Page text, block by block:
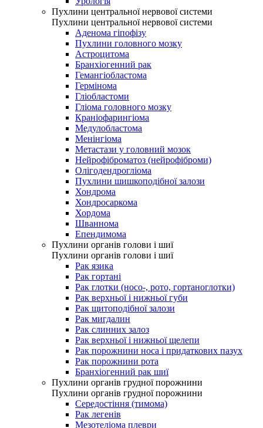
Пухлини центральної нервової системи
Пухлини центральної нервової системи
Аденома гіпофізу
Пухлини головного мозку
Астроцитома
Бранхіогенний рак
Гемангіобластома
Гермінома
Гліобластоми
Гліома головного мозку
Краніофарингіома
Медулобластома
Менінгіома
Метастази у головний мозок
Нейрофіброматоз (нейрофіброми)
Олігодендрогліома
Пухлини шишкоподібної залози
Хондрома
Хондросаркома
Хордома
Шваннома
Епендимома
Пухлини органів голови і шиї
Пухлини органів голови і шиї
Рак язика
Рак гортані
Рак глотки (носо-, рото, гортаноглотки)
Рак верхньої і нижньої губи
Рак щитоподібної залози
Рак мигдалин
Рак слинних залоз
Рак верхньої і нижньої щелепи
Рак порожнини носа і придаткових пазух
Рак порожнини рота
Бранхіогенний рак шиї
Пухлини органів грудної порожнини
Пухлини органів грудної порожнини
Середостіння (тимома)
Рак легенів
Мезотеліома плеври